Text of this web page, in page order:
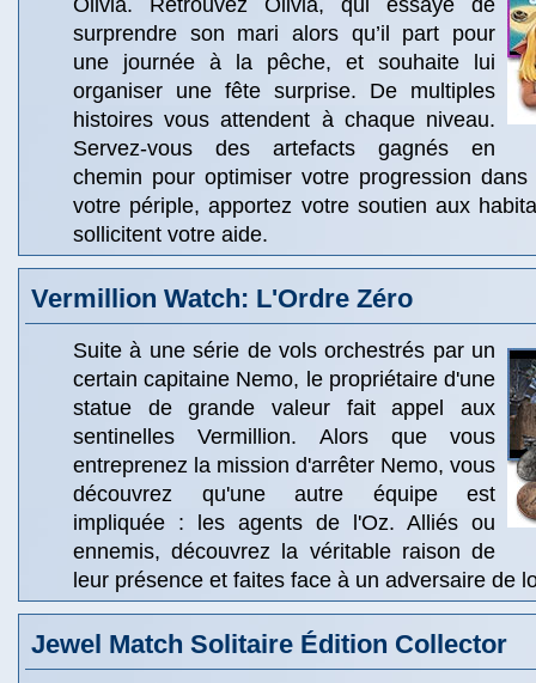
Olivia. Retrouvez Olivia, qui essaye de
surprendre son mari alors qu’il part pour
une journée à la pêche, et souhaite lui
organiser une fête surprise. De multiples
histoires vous attendent à chaque niveau.
Servez-vous des artefacts gagnés en
chemin pour optimiser votre progression
votre périple, apportez votre soutien aux
sollicitent votre aide.
Vermillion Watch: L'Ordre Zéro
Suite à une série de vols orchestrés par un
certain capitaine Nemo, le propriétaire d'une
statue de grande valeur fait appel aux
sentinelles Vermillion. Alors que vous
entreprenez la mission d'arrêter Nemo, vous
découvrez qu'une autre équipe est
impliquée : les agents de l'Oz. Alliés ou
ennemis, découvrez la véritable raison de
leur présence et faites face à un adversaire de
Jewel Match Solitaire Édition Collector